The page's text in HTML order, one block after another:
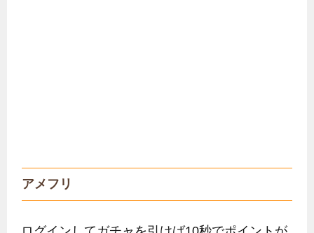
ススメです。